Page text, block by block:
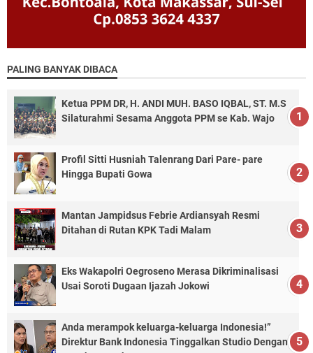
PALING BANYAK DIBACA
Ketua PPM DR, H. ANDI MUH. BASO IQBAL, ST. M.S
Silaturahmi Sesama Anggota PPM se Kab. Wajo
Profil Sitti Husniah Talenrang Dari Pare- pare
Hingga Bupati Gowa
Mantan Jampidsus Febrie Ardiansyah Resmi
Ditahan di Rutan KPK Tadi Malam
Eks Wakapolri Oegroseno Merasa Dikriminalisasi
Usai Soroti Dugaan Ijazah Jokowi
Anda merampok keluarga-keluarga Indonesia!”
Direktur Bank Indonesia Tinggalkan Studio Dengan